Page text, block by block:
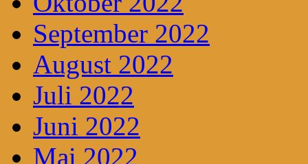
September 2022
August 2022
Juli 2022
Juni 2022
Mai 2022